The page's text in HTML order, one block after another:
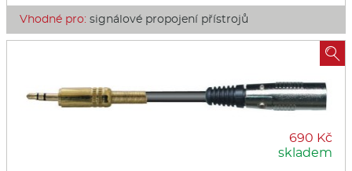
Vhodné pro: signálové propojení přístrojů
690 Kč
skladem
